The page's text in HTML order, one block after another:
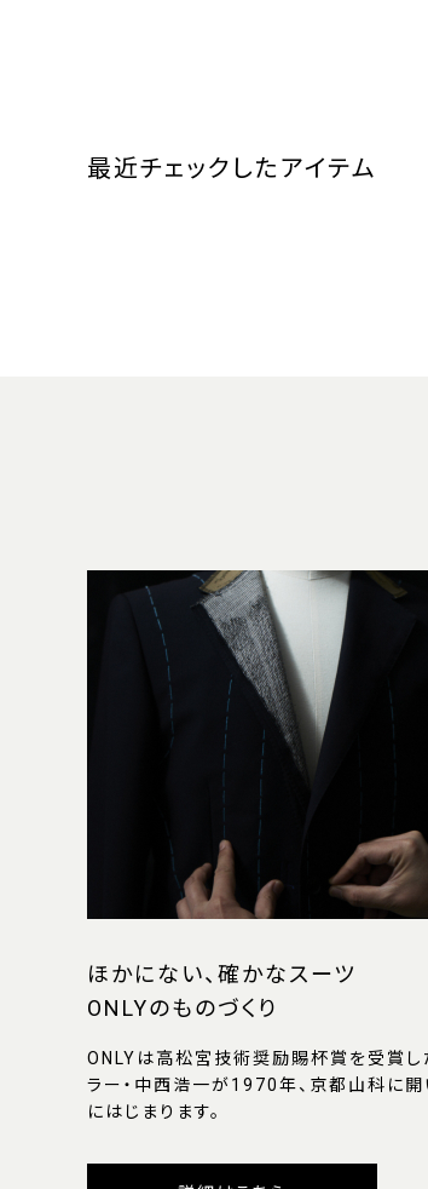
最近チェックしたアイテム
ほかにない、確かなスーツ
ONLYのものづくり
ONLYは高松宮技術奨励賜杯賞を受賞し
ラー・中西浩一が1970年、京都山科に
にはじまります。